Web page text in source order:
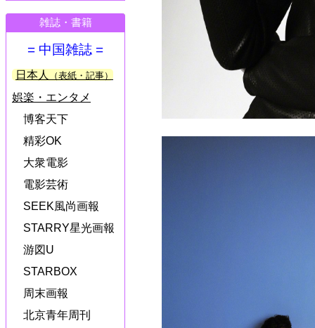
雑誌・書籍
= 中国雑誌 =
日本人 （表紙・記事）
娯楽・エンタメ
博客天下
精彩OK
大衆電影
電影芸術
SEEK風尚画報
STARRY星光画報
游図U
STARBOX
周末画報
北京青年周刊